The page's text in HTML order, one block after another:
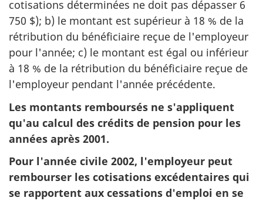
cotisations déterminées ne doit pas dépasser 6
750 $); b) le montant est supérieur à 18 % de la
rétribution du bénéficiaire reçue de l'employeur
pour l'année; c) le montant est égal ou inférieur
à 18 % de la rétribution du bénéficiaire reçue de
l'employeur pendant l'année précédente.
Les montants remboursés ne s'appliquent
qu'au calcul des crédits de pension pour les
années après 2001.
Pour l'année civile 2002, l'employeur peut
rembourser les cotisations excédentaires qui
se rapportent aux cessations d'emploi en se